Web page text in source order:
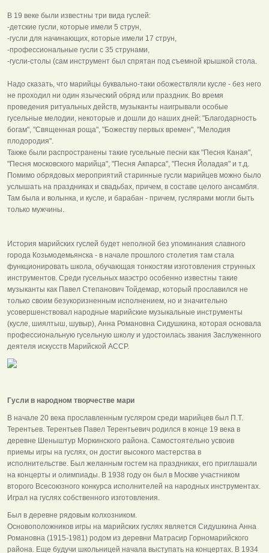
В 19 веке были известны три вида гуслей:
-детские гусли, которые имели 5 струн,
-гусли для начинающих, которые имели 17 струн,
-профессиональные гусли с 35 струнами,
-гусли-столы (сам инструмент был спрятан под съемной крышкой стола.
Надо сказать, что марийцы буквально-таки обожествляли кусле - без него
не проходил ни один языческий обряд или праздник. Во время
проведения ритуальных действ, музыканты наигрывали особые
гусельные мелодии, некоторые и дошли до наших дней: "Благодарность
богам", "Священная роща", "Божеству первых времен", "Мелодия
плодородия".
Также были распространены такие гусельные песни как "Песня Каная",
"Песня московского марийца", "Песня Акпарса", "Песня Йоладая" и т.д.
Помимо обрядовых мероприятий старинные гусли марийцев можно было
услышать на праздниках и свадьбах, причем, в составе целого ансамбля.
Там была и волынка, и кусле, и барабан - причем, гуслярами могли быть
только мужчины.
История марийских гуслей будет неполной без упоминания славного
города Козьмодемьянска - в начале прошлого столетия там стала
функционировать школа, обучающая тонкостям изготовления струнных
инструментов. Среди гусельных маэстро особенно известны такие
музыканты как Павел Степанович Тойдемар, который прославился не
только своим безукоризненным исполнением, но и значительно
усовершенствовал народные марийские музыкальные инструменты
(кусле, шиялтыш, шувыр), Анна Романовна Сидушкина, которая основала
профессиональную гусельную школу и удостоилась звания Заслуженного
деятеля искусств Марийской АССР.
Гусли в народном творчестве мари
В начале 20 века прославленным гусляром среди марийцев был П.Т.
Терентьев. Терентьев Павел Терентьевич родился в конце 19 века в
деревне Шеныштур Моркинского района. Самостоятельно усвоив
приемы игры на гуслях, он достиг высокого мастерства в
исполнительстве. Был желанным гостем на праздниках, его приглашали
на концерты и олимпиады. В 1938 году он был в Москве участником
второго Всесоюзного конкурса исполнителей на народных инструментах.
Играл на гуслях собственного изготовления.
Был в деревне рядовым колхозником.
Основоположников игры на марийских гуслях является Сидушкина Анна
Романовна (1915-1981) родом из деревни Матрасир Горномарийского
района. Еще будучи школьницей начала выступать на концертах. В 1934